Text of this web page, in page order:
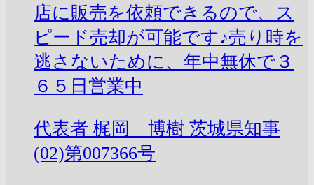
店に販売を依頼できるので、ス
ピード売却が可能です♪売り時を
逃さないために、年中無休で３
６５日営業中
代表者 梶岡 博樹 茨城県知事
(02)第007366号